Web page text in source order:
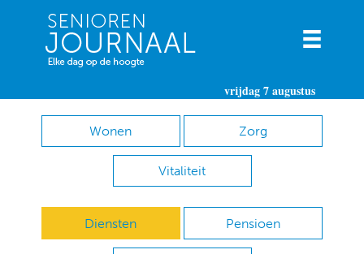
vrijdag 7 augustus
Wonen Zorg
Vitaliteit
Diensten Pensioen